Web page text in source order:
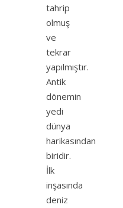
tahrip
olmuş
ve
tekrar
yapılmıştır.
Antik
dönemin
yedi
dünya
harikasından
biridir.
İlk
inşasında
deniz